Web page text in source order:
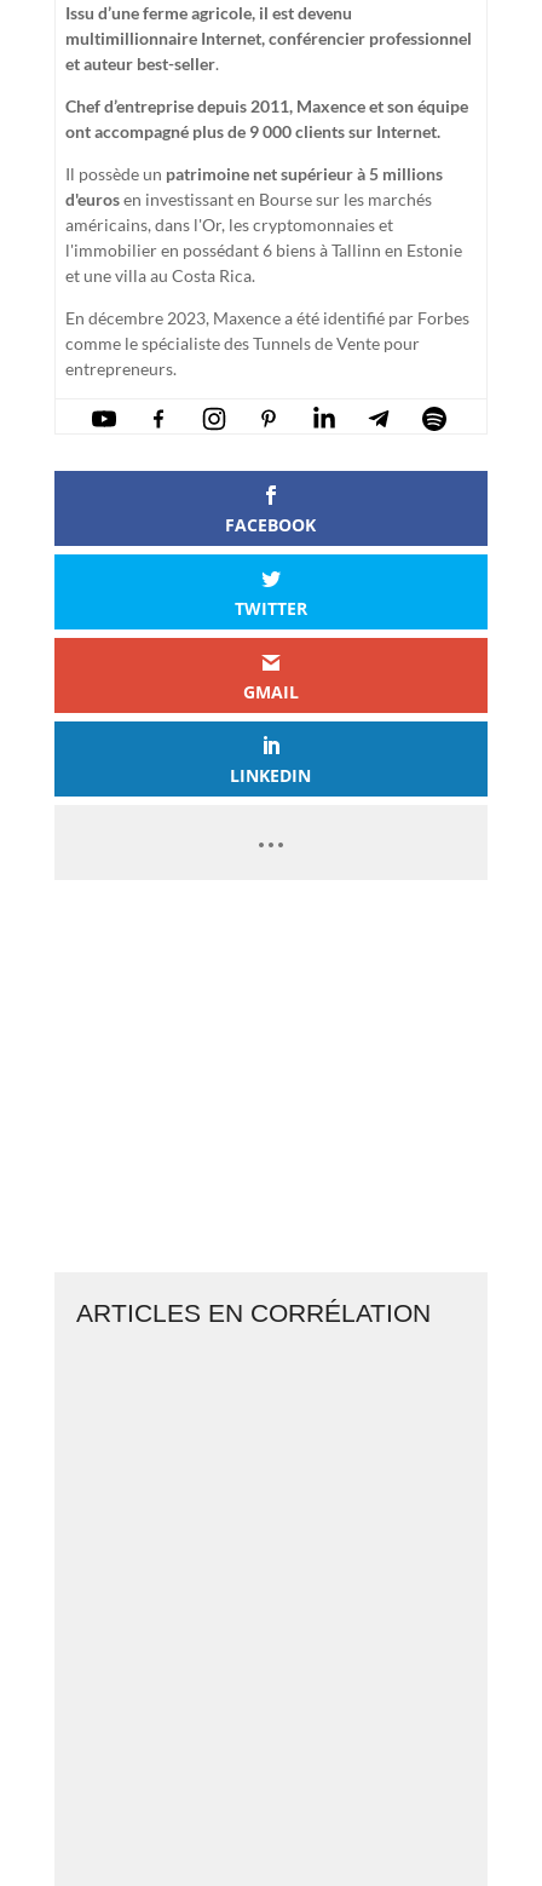
Issu d’une ferme agricole, il est devenu
multimillionnaire Internet, conférencier professionnel
et auteur best-seller.
Chef d’entreprise depuis 2011, Maxence et son équipe
ont accompagné plus de 9 000 clients sur Internet.
Il possède un patrimoine net supérieur à 5 millions
d'eurosen investissant en Bourse sur les marchés
américains, dans l'Or, les cryptomonnaies et
l'immobilier en possédant 6 biens à Tallinn en Estonie
et une villa au Costa Rica.
En décembre 2023, Maxence a été identifié par Forbes
comme le spécialiste des Tunnels de Vente pour
entrepreneurs.
FACEBOOK
TWITTER
GMAIL
LINKEDIN
ARTICLES EN CORRÉLATION